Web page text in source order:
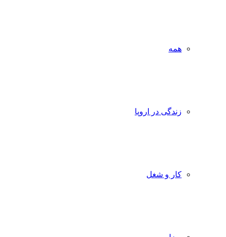
همه
زندگی در اروپا
کار و شغل